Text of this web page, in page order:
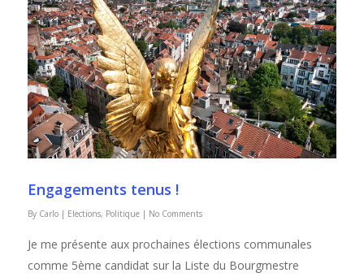
Engagements tenus !
By Carlo | Elections, Politique | No Comments
Je me présente aux prochaines élec­tions com­mu­nales
comme 5ème can­di­dat sur la Liste du Bourgmestre